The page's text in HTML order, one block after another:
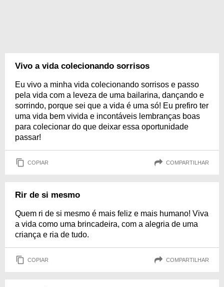
Vivo a vida colecionando sorrisos
Eu vivo a minha vida colecionando sorrisos e passo
pela vida com a leveza de uma bailarina, dançando e
sorrindo, porque sei que a vida é uma só! Eu prefiro ter
uma vida bem vivida e incontáveis lembranças boas
para colecionar do que deixar essa oportunidade
passar!
COPIAR COMPARTILHAR
Rir de si mesmo
Quem ri de si mesmo é mais feliz e mais humano! Viva
a vida como uma brincadeira, com a alegria de uma
criança e ria de tudo.
COPIAR COMPARTILHAR